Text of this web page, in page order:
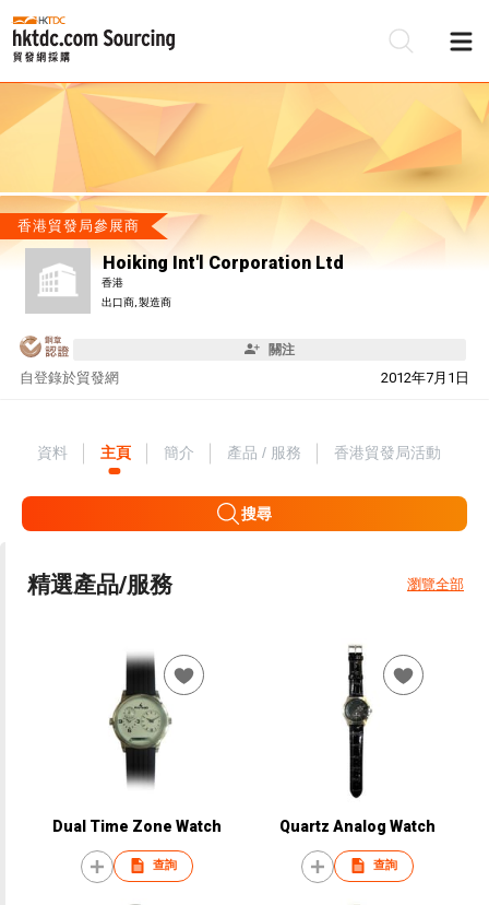
香港貿發局參展商
Hoiking Int'l Corporation Ltd
香港
出口商, 製造商
關注
自 2012年7月1日
登錄於貿發網
資料 主頁 簡介 產品 / 服務 香港貿發局活動
搜尋
精選產品/服務 瀏覽全部
Dual Time Zone Watch
查詢
Quartz Analog Watch
查詢